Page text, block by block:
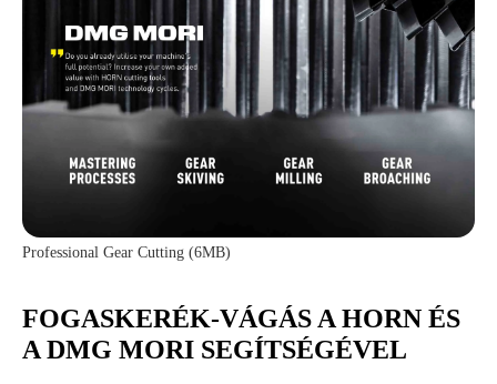
Professional Gear Cutting (6MB)
FOGASKERÉK-VÁGÁS A HORN ÉS
A DMG MORI SEGÍTSÉGÉVEL